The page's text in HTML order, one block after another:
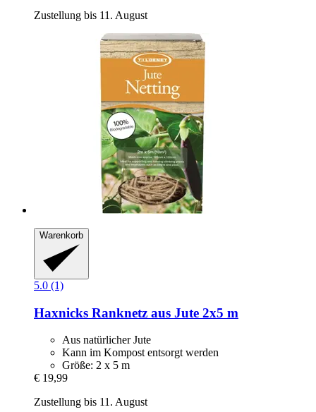
Zustellung bis 11. August
Warenkorb
5.0 (1)
Haxnicks Ranknetz aus Jute 2x5 m
Aus natürlicher Jute
Kann im Kompost entsorgt werden
Größe: 2 x 5 m
€ 19,99
Zustellung bis 11. August